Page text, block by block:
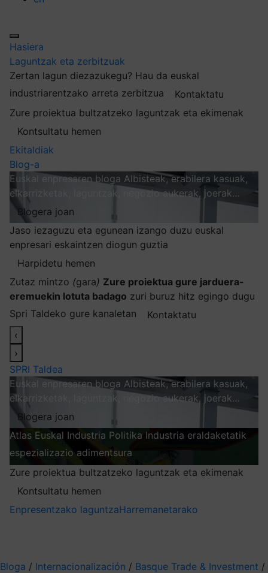
Hasiera
Laguntzak eta zerbitzuak
Zertan lagun diezazukegu? Hau da euskal
industriarentzako arreta zerbitzua
Kontaktatu
Zure proiektua bultzatzeko laguntzak eta ekimenak
Kontsultatu hemen
Ekitaldiak
Blog-a
Euskal enpresaren bloga Albisteak, erabilera kasuak,
elkarrizketak, laguntzak, negozio aukerak, joerak…
Blogera joan
Jaso iezaguzu eta egunean izango duzu euskal
enpresari eskaintzen diogun guztia
Harpidetu hemen
Zutaz mintzo (gara) Zure proiektua gure jarduera-
eremuekin lotuta badago zuri buruz hitz egingo dugu
Spri Taldeko gure kanaletan
Kontaktatu
‹
›
SPRI Taldea
Euskal enpresaren bloga Albisteak, erabilera kasuak,
elkarrizketak, laguntzak, negozio aukerak, joerak…
Blogera joan
Atlas Euskal Industria Politika Industria eraldaketatik
espezializazio adimentsura
Zure proiektua bultzatzeko laguntzak eta ekimenak
Kontsultatu hemen
Enpresentzako laguntzaHarremanetarako
Bloga / Internacionalización / Basque Trade & Investment /